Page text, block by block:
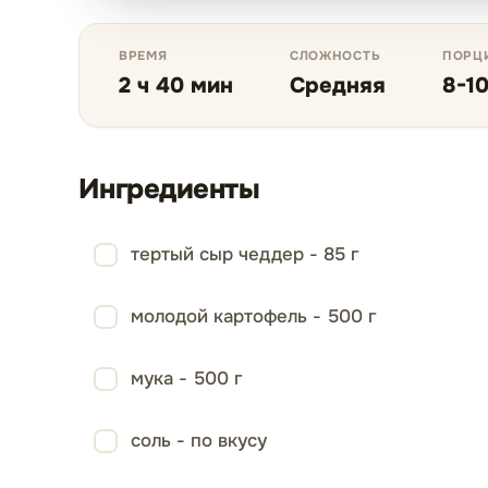
ВРЕМЯ
2 ч 40 мин
СЛОЖНОСТЬ
Средняя 8-10
Ингредиенты
тертый сыр чеддер - 85 г
молодой картофель - 500 г
мука - 500 г
соль - по вкусу